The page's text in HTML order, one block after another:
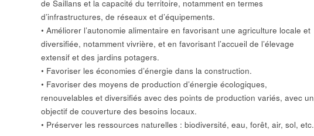
de Saillans et la capacité du territoire, notamment en termes
d’infrastructures, de réseaux et d’équipements.
• Améliorer l’autonomie alimentaire en favorisant une agriculture locale et
diversifiée, notamment vivrière, et en favorisant l’accueil de l’élevage
extensif et des jardins potagers.
• Favoriser les économies d’énergie dans la construction.
• Favoriser des moyens de production d’énergie écologiques,
renouvelables et diversifiés avec des points de production variés, avec un
objectif de couverture des besoins locaux.
• Préserver les ressources naturelles : biodiversité, eau, forêt, air, sol, etc.